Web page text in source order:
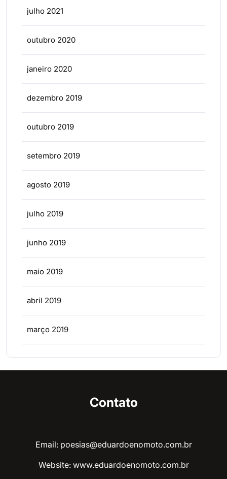
julho 2021
outubro 2020
janeiro 2020
dezembro 2019
outubro 2019
setembro 2019
agosto 2019
julho 2019
junho 2019
maio 2019
abril 2019
março 2019
Contato
Email: poesias@eduardoenomoto.com.br
Website: www.eduardoenomoto.com.br